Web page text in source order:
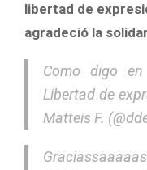
libertad de
agradeció la
Como digo
Libertad de
Matteis F.